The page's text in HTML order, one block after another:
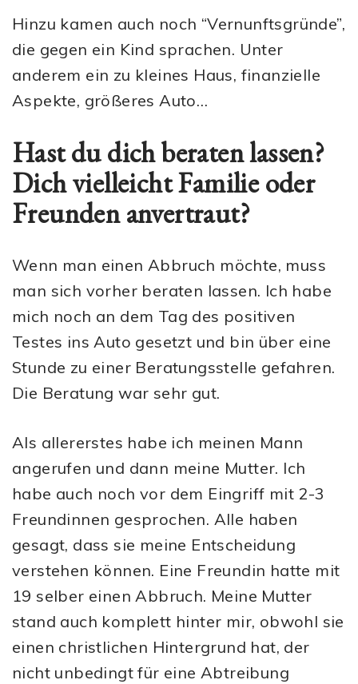
Hinzu kamen auch noch “Vernunftsgründe”,
die gegen ein Kind sprachen. Unter
anderem ein zu kleines Haus, finanzielle
Aspekte, größeres Auto…
Hast du dich beraten lassen?
Dich vielleicht Familie oder
Freunden anvertraut?
Wenn man einen Abbruch möchte, muss
man sich vorher beraten lassen. Ich habe
mich noch an dem Tag des positiven
Testes ins Auto gesetzt und bin über eine
Stunde zu einer Beratungsstelle gefahren.
Die Beratung war sehr gut.
Als allererstes habe ich meinen Mann
angerufen und dann meine Mutter. Ich
habe auch noch vor dem Eingriff mit 2-3
Freundinnen gesprochen. Alle haben
gesagt, dass sie meine Entscheidung
verstehen können. Eine Freundin hatte mit
19 selber einen Abbruch. Meine Mutter
stand auch komplett hinter mir, obwohl sie
einen christlichen Hintergrund hat, der
nicht unbedingt für eine Abtreibung